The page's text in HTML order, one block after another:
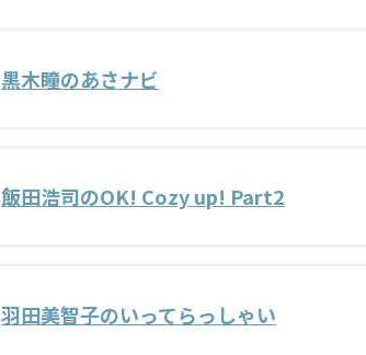
黒木瞳のあさナビ
飯田浩司のOK! Cozy up! Part2
羽田美智子のいってらっしゃい